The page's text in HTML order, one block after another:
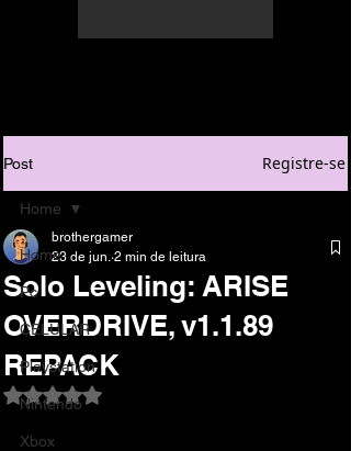
Post Registre-se
Home
Pc
CELULAR
Playstation
Nintendo
Xbox
Home
Solo Leveling: ARISE
OVERDRIVE, v1.1.89
REPACK
brothergamer
23 de jun. 2 min de leitura
Avaliado com NaN de 5 estrelas.